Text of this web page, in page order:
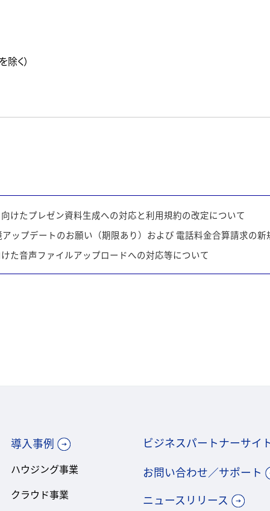
く）
けたプレゼン資料生成への対応と利用規約の改定について
ップデートのお願い（期限あり）および 電話料金合算請求の
た音声ファイルアップロードへの対応等について
導入事例
ハウジング事業
クラウド事業
ビジネスパートナーサイ
お問い合わせ／サポート
ニュースリリース